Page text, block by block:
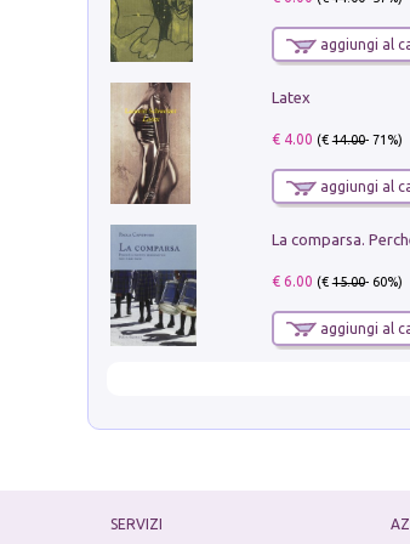
aggiungi al
Latex
€ 4.00 (€14.00- 71%)
aggiungi al
€ 6.00 (€15.00- 60%)
aggiungi al
SERVIZI